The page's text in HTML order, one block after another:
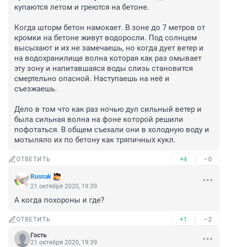
купаются летом и греются на бетоне.
Когда шторм бетон намокает. В зоне до 7 метров от
кромки на бетоне живут водоросли. Под солнцем
высыхают и их не замечаешь, но когда дует ветер и
на водохранилище волна которая как раз омывает
эту зону и напитавшаяся воды слизь становится
смертельно опасной. Наступаешь на неё и
съезжаешь.
Дело в том что как раз ночью дул сильный ветер и
была сильная волна на фоне которой решили
пофотаться. В общем съехали они в холодную воду и
мотыляло их по бетону как тряпичных кукл.
ОТВЕТИТЬ +4 –0
Rusnak
21 октября 2020, 19:39
А когда похороны и где?
ОТВЕТИТЬ +1 –2
Гость
21 октября 2020, 19:39